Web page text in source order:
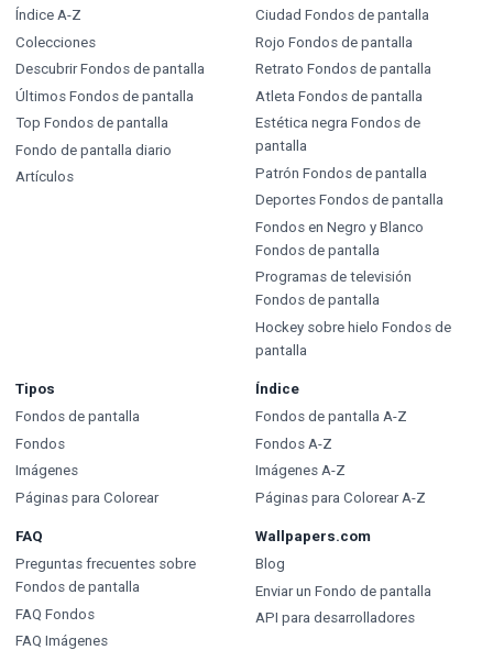
Índice A-Z
Colecciones
Descubrir Fondos de pantalla
Últimos Fondos de pantalla
Top Fondos de pantalla
Fondo de pantalla diario
Artículos
Ciudad Fondos de pantalla
Rojo Fondos de pantalla
Retrato Fondos de pantalla
Atleta Fondos de pantalla
Estética negra Fondos de
pantalla
Patrón Fondos de pantalla
Deportes Fondos de pantalla
Fondos en Negro y Blanco
Fondos de pantalla
Programas de televisión
Fondos de pantalla
Hockey sobre hielo Fondos de
pantalla
Tipos
Fondos de pantalla
Fondos
Imágenes
Páginas para Colorear
Índice
Fondos de pantalla A-Z
Fondos A-Z
Imágenes A-Z
Páginas para Colorear A-Z
FAQ
Preguntas frecuentes sobre
Fondos de pantalla
FAQ Fondos
FAQ Imágenes
Wallpapers.com
Blog
Enviar un Fondo de pantalla
API para desarrolladores